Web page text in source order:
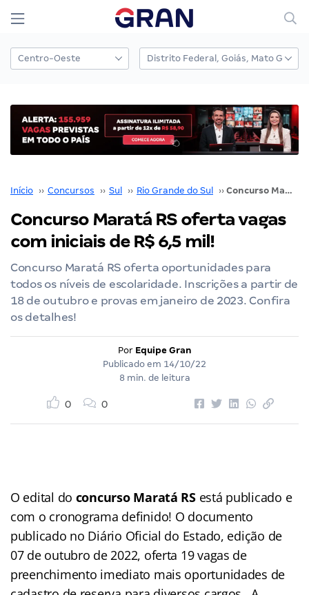
Início ›› Concursos ›› Sul ›› Rio Grande do Sul ›› Concurso Maratá RS oferta vagas com iniciais de R$ 6,5 mil!
Concurso Maratá RS oferta vagas
com iniciais de R$ 6,5 mil!
Concurso Maratá RS oferta oportunidades para
todos os níveis de escolaridade. Inscrições a partir de
18 de outubro e provas em janeiro de 2023. Confira
os detalhes!
Por Equipe Gran
Publicado em 14/10/22
8 min. de leitura
0 0
O edital do concurso Maratá RSestá publicado e
com o cronograma definido! O documento
publicado no Diário Oficial do Estado, edição de
07 de outubro de 2022, oferta 19 vagas de
preenchimento imediato mais oportunidades de